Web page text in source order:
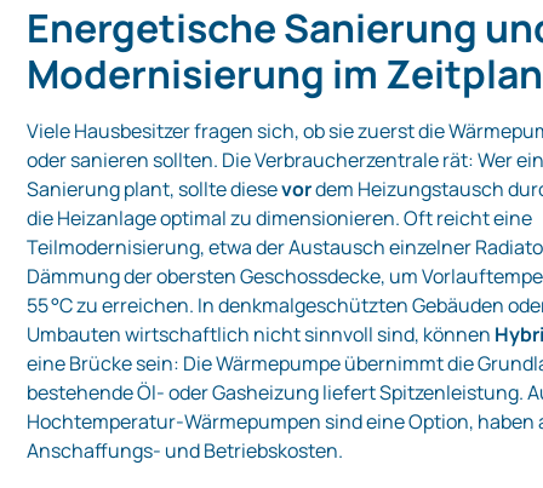
Energetische Sanierung
Modernisierung im Zeitplan
Viele Hausbesitzer fragen sich, ob sie zuerst die
oder sanieren sollten. Die Verbraucherzentrale rät: Wer
Sanierung plant, sollte diesevordem Heizungstausch
die Heizanlage optimal zu dimensionieren. Oft reicht eine
Teilmodernisierung, etwa der Austausch einzelner
Dämmung der obersten Geschossdecke, um
55 °C zu erreichen. In denkmalgeschützten Gebäuden
Umbauten wirtschaftlich nicht sinnvoll sind, können
eine Brücke sein: Die Wärmepumpe übernimmt die
bestehende Öl‑ oder Gasheizung liefert Spitzenleistung.
Hochtemperatur‑Wärmepumpen sind eine Option, haben
Anschaffungs‑ und Betriebskosten.